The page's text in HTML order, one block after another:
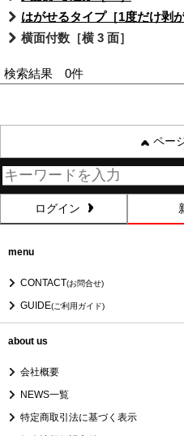
はがせるタイプ［1度だけ剥
横面付数［横 3 面］
検索結果 0件
ペー
ログイン
menu
CONTACT(お問合せ)
GUIDE(ご利用ガイド)
about us
会社概要
NEWS一覧
特定商取引法に基づく表示